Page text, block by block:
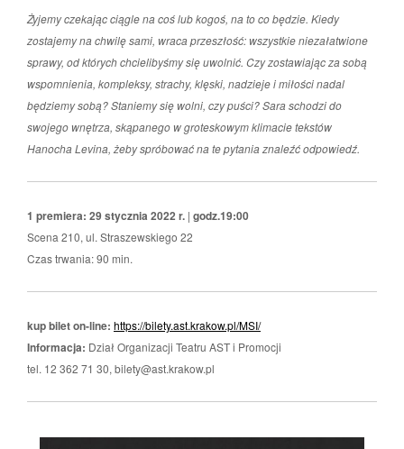
Żyjemy czekając ciągle na coś lub kogoś, na to co będzie. Kiedy
zostajemy na chwilę sami, wraca przeszłość: wszystkie niezałatwione
sprawy, od których chcielibyśmy się uwolnić. Czy zostawiając za sobą
wspomnienia, kompleksy, strachy, klęski, nadzieje i miłości nadal
będziemy sobą? Staniemy się wolni, czy puści? Sara schodzi do
swojego wnętrza, skąpanego w groteskowym klimacie tekstów
Hanocha Levina, żeby spróbować na te pytania znaleźć odpowiedź.
1 premiera: 29 stycznia 2022 r. | godz.19:00
Scena 210, ul. Straszewskiego 22
Czas trwania: 90 min.
kup bilet on-line: https://bilety.ast.krakow.pl/MSI/
Informacja: Dział Organizacji Teatru AST i Promocji
tel. 12 362 71 30, bilety@ast.krakow.pl